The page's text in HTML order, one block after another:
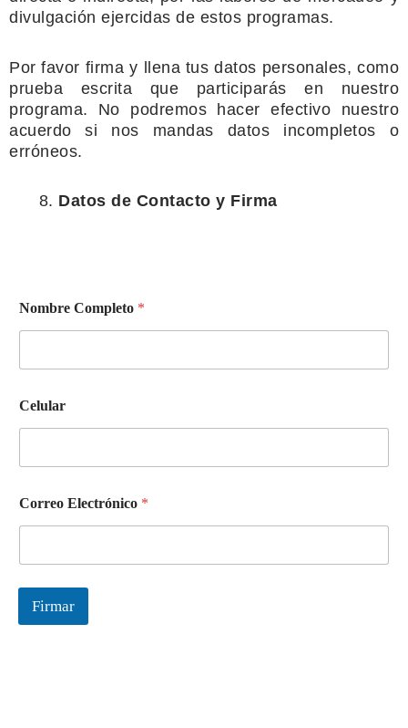
divulgación ejercidas de estos programas.
Por favor firma y llena tus datos personales, como
prueba escrita que
participarás en nuestro
programa. No podremos hacer efectivo nuestro
acuerdo si nos mandas datos incompletos o
erróneos.
Datos de Contacto y Firma
Nombre Completo *
Celular
Correo Electrónico *
Firmar